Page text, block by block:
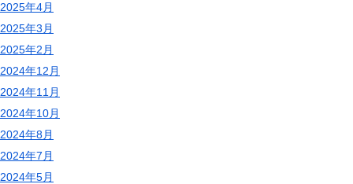
2025年4月
2025年3月
2025年2月
2024年12月
2024年11月
2024年10月
2024年8月
2024年7月
2024年5月